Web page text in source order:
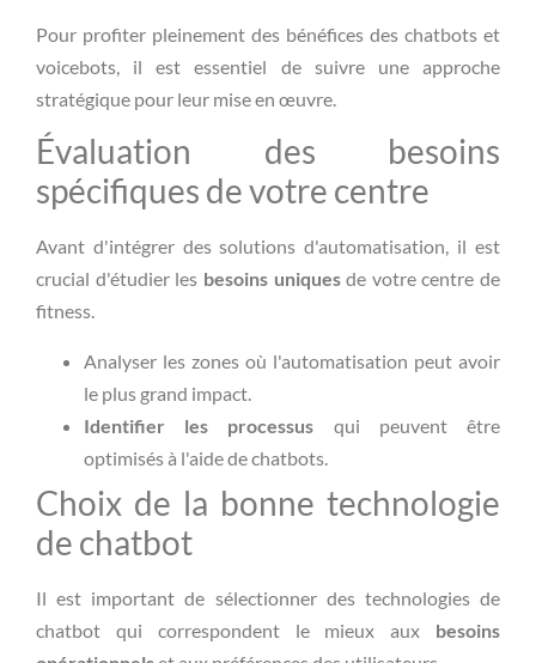
Pour profiter pleinement des bénéfices des chatbots et
voicebots, il est essentiel de suivre une approche
stratégique pour leur mise en œuvre.
Évaluation des besoins
spécifiques de votre centre
Avant d'intégrer des solutions d'automatisation, il est
crucial d'étudier les besoins uniquesde votre centre de
fitness.
Analyser les zones où l'automatisation peut avoir
le plus grand impact.
Identifier les processus qui peuvent être
optimisés à l'aide de chatbots.
Choix de la bonne technologie
de chatbot
Il est important de sélectionner des technologies de
chatbot qui correspondent le mieux aux besoins